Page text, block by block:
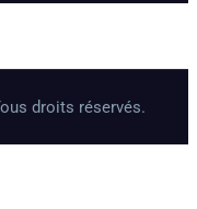
droits réservés.